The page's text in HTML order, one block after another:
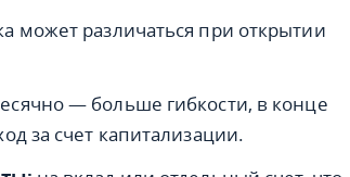
может различаться при открытии
— больше гибкости, в конце
за счет капитализации.